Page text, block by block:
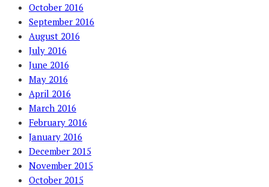
October 2016
September 2016
August 2016
July 2016
June 2016
May 2016
April 2016
March 2016
February 2016
January 2016
December 2015
November 2015
October 2015